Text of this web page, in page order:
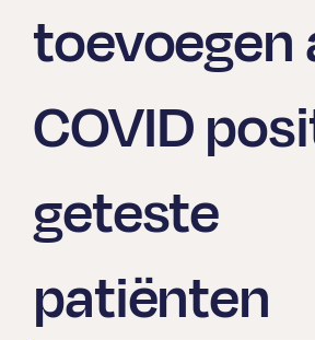
toevoegen
COVID
geteste
patiënten